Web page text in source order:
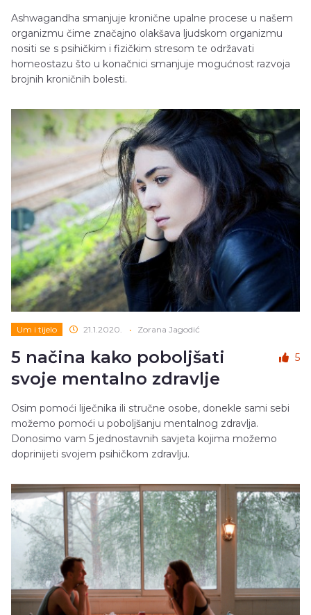
Ashwagandha smanjuje kronične upalne procese u našem
organizmu čime značajno olakšava ljudskom organizmu
nositi se s psihičkim i fizičkim stresom te održavati
homeostazu što u konačnici smanjuje mogućnost razvoja
brojnih kroničnih bolesti.
Um i tijelo 21.1.2020. • Zorana Jagodić
5 načina kako poboljšati
svoje mentalno zdravlje
5
Osim pomoći liječnika ili stručne osobe, donekle sami sebi
možemo pomoći u poboljšanju mentalnog zdravlja.
Donosimo vam 5 jednostavnih savjeta kojima možemo
doprinijeti svojem psihičkom zdravlju.